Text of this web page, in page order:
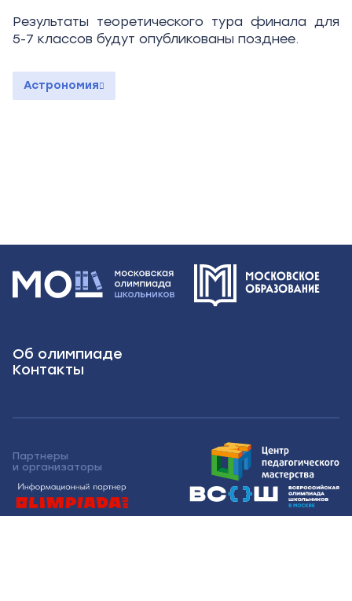
Результаты теоретического тура финала для
5-7 классов будут опубликованы позднее.
Астрономия
Об олимпиаде
Контакты
Партнеры
и организаторы